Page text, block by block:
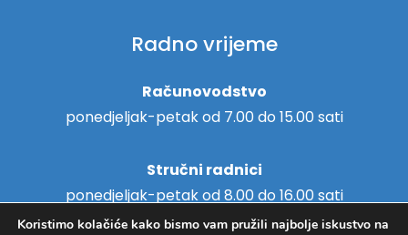
Radno vrijeme
Računovodstvo
ponedjeljak-petak od 7.00 do 15.00 sati
Stručni radnici
ponedjeljak-petak od 8.00 do 16.00 sati
Koristimo kolačiće kako bismo vam pružili najbolje iskustvo na